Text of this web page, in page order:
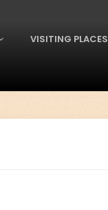
VISITING PLACES